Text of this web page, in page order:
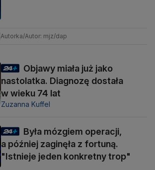
Autorka/Autor: mjz/dap
Objawy miała już jako
nastolatka. Diagnozę dostała
w wieku 74 lat
Zuzanna Kuffel
Była mózgiem operacji,
a później zaginęła z fortuną.
"Istnieje jeden konkretny trop"